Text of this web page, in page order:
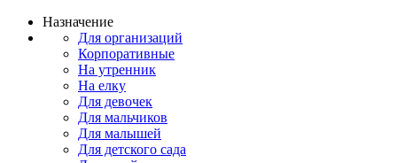
Назначение
Для организаций
Корпоративные
На утренник
На елку
Для девочек
Для мальчиков
Для малышей
Для детского сада